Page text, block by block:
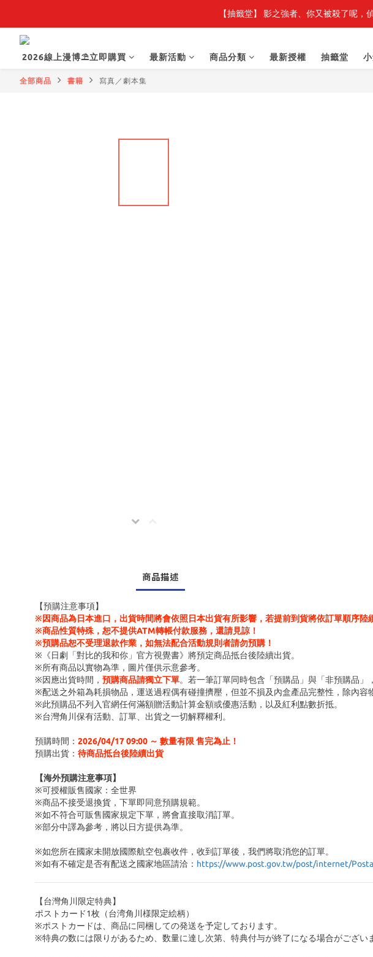
最新開
【抽籤堂】 影之強者、你又被殺了呢
2026線上漫博⛱️立即購買
最新活動 商品分類 最新授權 抽籤堂
全部商品 書籍 寫真／劇本集
商品描述
【預購注意事項】
※因商品為日本進口，出貨時間將會依照日本出貨有所影響，若提前到貨將依訂單順序陸
※商品性質特殊，恕不提供ATM轉帳付款服務，還請見諒！
※預購品恕不受理退款作業，如無法配合活動規則者請勿預購！
※《日劇「對比的我和你」官方視覺書》將預定商品抵台後陸續出貨。
※所有商品以實物為準，圖片僅供示意參考。
※因應出貨時間， 預購商品請獨立下單。若一筆訂單同時包含「預購品」與「非預購品」
※配送之外箱為耗損物品，運送過程偶有碰撞擠壓，但並不損及內盒產品完整性，除內容
※此預購品不列入官網任何滿額贈活動計算金額或優惠活動，以及紅利點數折抵。
※台灣角川保有活動、訂單、出貨之一切解釋權利。
預購時間： 2026/04/17 09:00 ～ 數量有限 售完為止！
預購出貨： 待商品抵台後陸續出貨
【海外預購注意事項】
※可授權販售國家：全世界
※商品不接受退換貨，下單即同意預購規範。
※如不符合可販售國家規定下單，將會直接取消訂單。
※部分中譯為參考，將以日方提供為準。
※如您所在國家未開放國際航空包裹收件，收到訂單後，我們將取消您的訂單。
※如有不確定是否有配送之國家地區請洽： https://www.post.gov.tw/post/internet/
【台灣角川限定特典】
ポストカード1枚（台湾角川様限定絵柄）
※ポストカードは、商品に同梱しての発送を予定しております。
※特典の数には限りがあるため、数量に達し次第、特典付与が終了になる場合がござい